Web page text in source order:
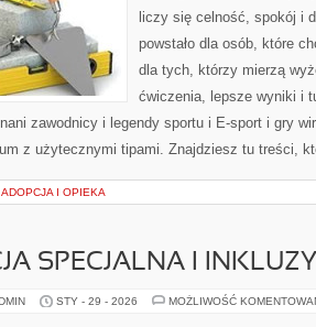
liczy się celność, spokój i
powstało dla osób, które
dla tych, którzy mierzą
ćwiczenia, lepsze wyniki i
zawodnicy i legendy sportu i E-sport i gry
z użytecznymi tipami. Znajdziesz tu treści,
ADOPCJA I OPIEKA
SPECJALNA I
STY - 29 - 2026 MOŻLIWOŚĆ